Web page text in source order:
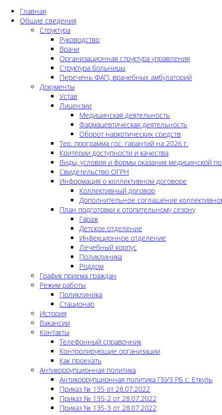
Главная
Общие сведения
Структура
Руководство
Врачи
Организационная структура управления
Структура больницы
Перечень ФАП, врачебных амбулаторий
Документы
Устав
Лицензии
Медицинская деятельность
Фармацевтическая деятельность
Оборот наркотических средств
Тер. программа гос. гарантий на 2026 г.
Критерии доступности и качества
Виды, условия и формы оказания медицинской
Свидетельство ОГРН
Информация о коллективном договоре
Коллективный договор
Дополнительное соглашение
План подготовки к отопительному сезону
Гараж
Детское отделение
Инфекционное отделение
Лечебный корпус
Поликлиника
Роддом
График приема граждан
Режим работы
Поликлиника
Стационар
История
Вакансии
Контакты
Телефонный справочник
Контролирующие организации
Как проехать
Антикоррупционная политика
Антикоррупционная политика ГБУЗ РБ с. Еткуль
Приказ № 135 от 28.07.2022
Приказ № 135-2 от 28.07.2022
Приказ № 135-3 от 28.07.2022